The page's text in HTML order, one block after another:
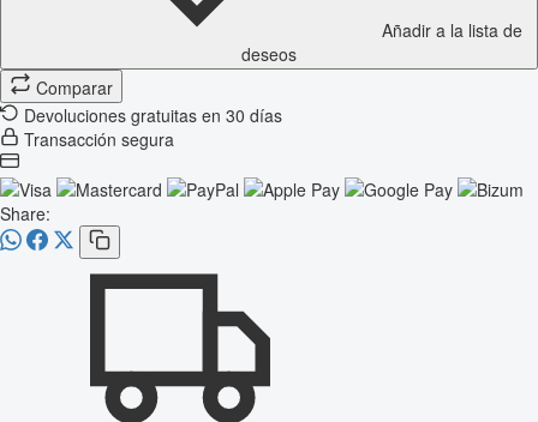
Añadir a la lista de
deseos
Comparar
Devoluciones gratuitas en 30 días
Transacción segura
Share: